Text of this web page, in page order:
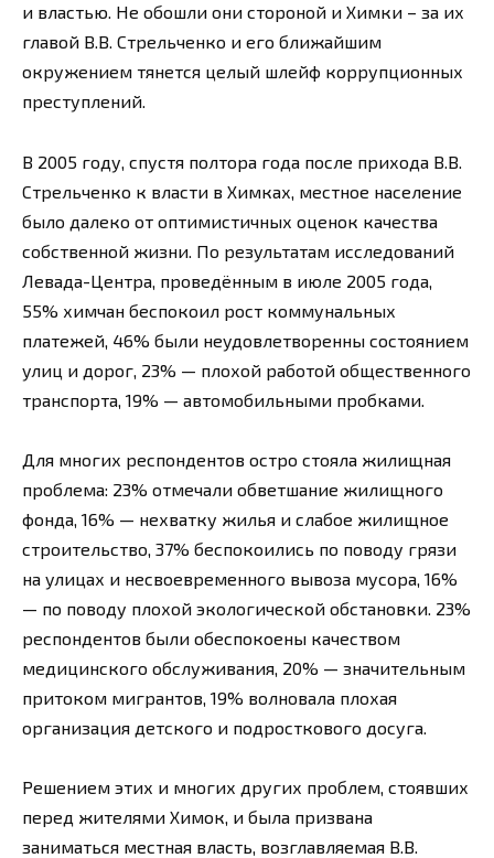
и властью. Не обошли они стороной и Химки – за их
главой В.В. Стрельченко и его ближайшим
окружением тянется целый шлейф коррупционных
преступлений.
В 2005 году, спустя полтора года после прихода В.В.
Стрельченко к власти в Химках, местное население
было далеко от оптимистичных оценок качества
собственной жизни. По результатам исследований
Левада-Центра, проведённым в июле 2005 года,
55% химчан беспокоил рост коммунальных
платежей, 46% были неудовлетворенны состоянием
улиц и дорог, 23% — плохой работой общественного
транспорта, 19% — автомобильными пробками.
Для многих респондентов остро стояла жилищная
проблема: 23% отмечали обветшание жилищного
фонда, 16% — нехватку жилья и слабое жилищное
строительство, 37% беспокоились по поводу грязи
на улицах и несвоевременного вывоза мусора, 16%
— по поводу плохой экологической обстановки. 23%
респондентов были обеспокоены качеством
медицинского обслуживания, 20% — значительным
притоком мигрантов, 19% волновала плохая
организация детского и подросткового досуга.
Решением этих и многих других проблем, стоявших
перед жителями Химок, и была призвана
заниматься местная власть, возглавляемая В.В.